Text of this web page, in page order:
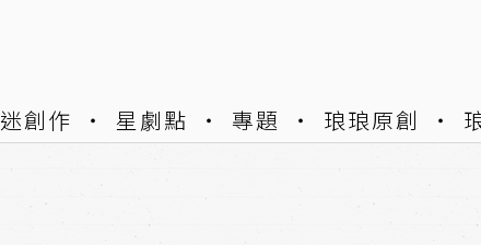
迷創作 星劇點 專題 琅琅原創